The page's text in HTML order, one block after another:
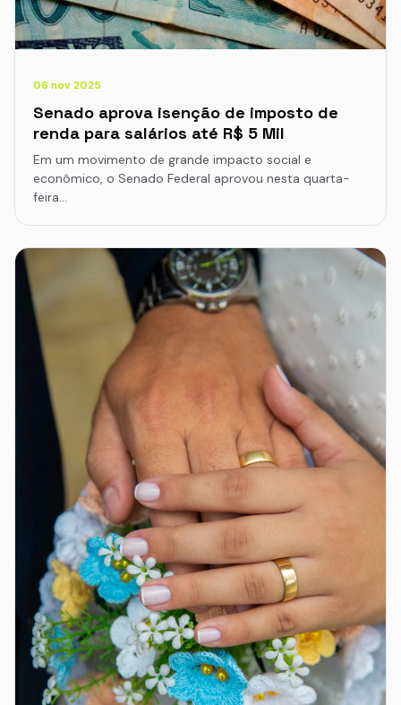
06 nov 2025
Senado aprova isenção de imposto de
renda para salários até R$ 5 Mil
Em um movimento de grande impacto social e
econômico, o Senado Federal aprovou nesta quarta-
feira…